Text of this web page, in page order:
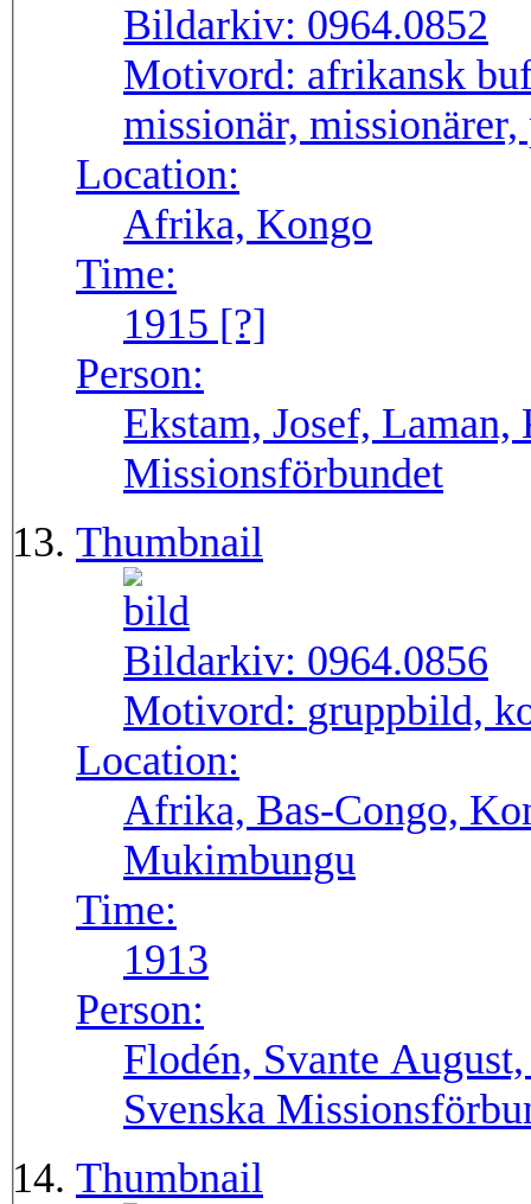
Bildarkiv: 0964.0852
Motivord: afrikansk
missionär, missionärer,
Location:
Afrika, Kongo
Time:
1915 [?]
Person:
Ekstam, Josef,
Missionsförbundet
Thumbnail
Bildarkiv: 0964.0856
Motivord: gruppbild,
Location:
Afrika, Bas-Congo,
Mukimbungu
Time:
1913
Person:
Flodén, Svante
Svenska
Thumbnail